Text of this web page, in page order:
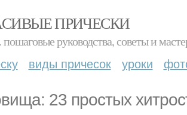
ПРИЧЕСКИ
руководства, советы и
виды причесок уроки
23 простых